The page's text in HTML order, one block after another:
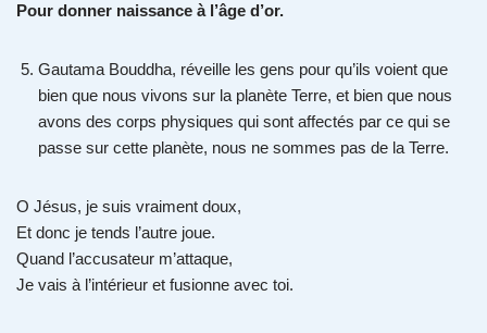
Pour donner naissance à l’âge d’or.
Gautama Bouddha, réveille les gens pour qu’ils voient que
bien que nous vivons sur la planète Terre, et bien que nous
avons des corps physiques qui sont affectés par ce qui se
passe sur cette planète, nous ne sommes pas de la Terre.
O Jésus, je suis vraiment doux,
Et donc je tends l’autre joue.
Quand l’accusateur m’attaque,
Je vais à l’intérieur et fusionne avec toi.